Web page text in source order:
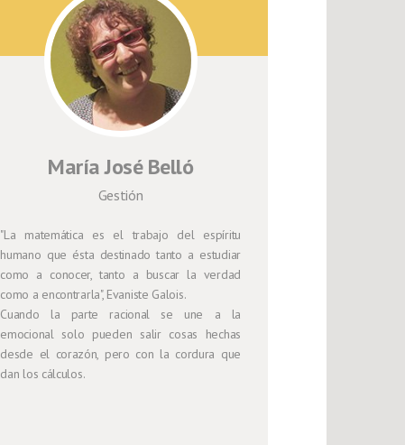
María José Belló
Gestión
"La matemática es el trabajo del espíritu
humano que ésta destinado tanto a estudiar
como a conocer, tanto a buscar la verdad
como a encontrarla", Evaniste Galois.
Cuando la parte racional se une a la
emocional solo pueden salir cosas hechas
desde el corazón, pero con la cordura que
dan los cálculos.